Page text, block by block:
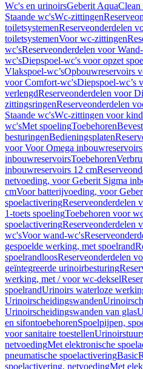
Wc's en urinoirsGeberit AquaClean
Staande wc'sWc-zittingen
toiletsystemenReserveonderdelen
toiletsystemenVoor wc-zittingen
wc'sReserveonderdelen voor
wc'sDiepspoel-wc's voor opzet
Vlakspoel-wc’sOpbouwreservoirs
voor Comfort-wc'sDiepspoel-wc’s
verlengdReserveonderdelen voor
zittingsringenReserveonderdelen
Staande wc'sWc-zittingen voor
wc'sMet spoelingToebehoren
besturingenBedieningsplaten
voor Voor Omega inbouwreservoirs
inbouwreservoirsToebehoren
inbouwreservoirs 12 cm
netvoeding, voor Geberit Sigma
cmVoor batterijvoeding, voor
spoelactiveringReserveonderdelen
1-toets spoelingToebehoren voor
spoelactiveringReserveonderdelen
wc'sVoor wand-wc's
gespoelde werking, met spoelrand
spoelrandloosReserveonderdelen
geïntegreerde urinoirbesturing
werking, met / voor wc-deksel
spoelrandUrinoirs waterloze
Urinoirscheidingswanden
Urinoirscheidingswanden van glas
en sifontoebehorenSpoelpijpen,
voor sanitaire toestellen
netvoedingMet elektronische
pneumatische spoelactiveringBasic
spoelactivering, netvoedingMet